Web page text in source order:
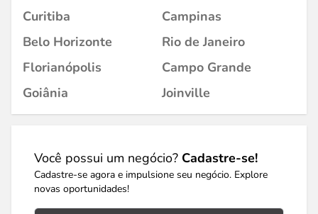
Curitiba
Campinas
Belo Horizonte
Rio de Janeiro
Florianópolis
Campo Grande
Goiânia
Joinville
Você possui um negócio? Cadastre-se!
Cadastre-se agora e impulsione seu negócio. Explore
novas oportunidades!